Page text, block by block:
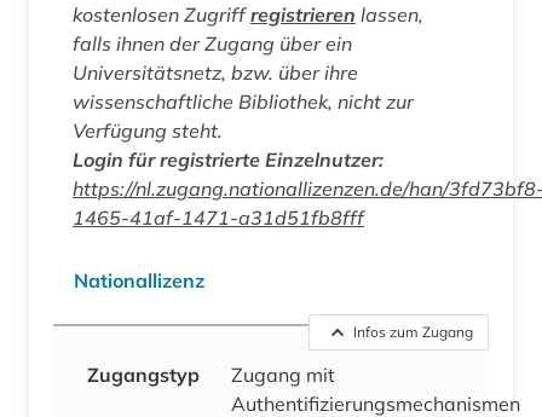
kostenlosen Zugriffregistrieren lassen,
falls ihnen der Zugang über ein
Universitätsnetz, bzw. über ihre
wissenschaftliche Bibliothek, nicht zur
Verfügung steht.
Login für registrierte Einzelnutzer:
https://nl.zugang.nationallizenzen.de/han/
1465-41af-1471-a31d51fb8fff
Nationallizenz
Infos zum Zugang
Zugangstyp
Zugang mit
Authentifizierungsmechanismen